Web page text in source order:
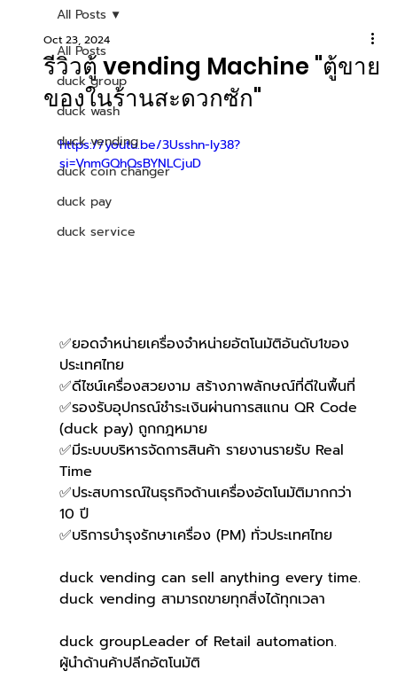
All Posts
duck group
duck wash
duck vending
duck coin changer
duck pay
duck service
All Posts
รีวิวตู้ vending Machine "ตู้ขาย
ของในร้านสะดวกซัก"
Oct 23, 2024
https://youtu.be/3Usshn-Iy38?
si=VnmGQhQsBYNLCjuD
✅ยอดจำหน่ายเครื่องจำหน่ายอัตโนมัติอันดับ1ของ
ประเทศไทย
✅ดีไซน์เครื่องสวยงาม สร้างภาพลักษณ์ที่ดีในพื้นที่
✅รองรับอุปกรณ์ชำระเงินผ่านการสแกน QR Code
(duck pay) ถูกกฎหมาย
✅มีระบบบริหารจัดการสินค้า รายงานรายรับ Real
Time
✅ประสบการณ์ในธุรกิจด้านเครื่องอัตโนมัติมากกว่า
10 ปี
✅บริการบำรุงรักษาเครื่อง (PM) ทั่วประเทศไทย
duck vending can sell anything every time.
duck vending สามารถขายทุกสิ่งได้ทุกเวลา
duck groupLeader of Retail automation.
ผู้นำด้านค้าปลีกอัตโนมัติ